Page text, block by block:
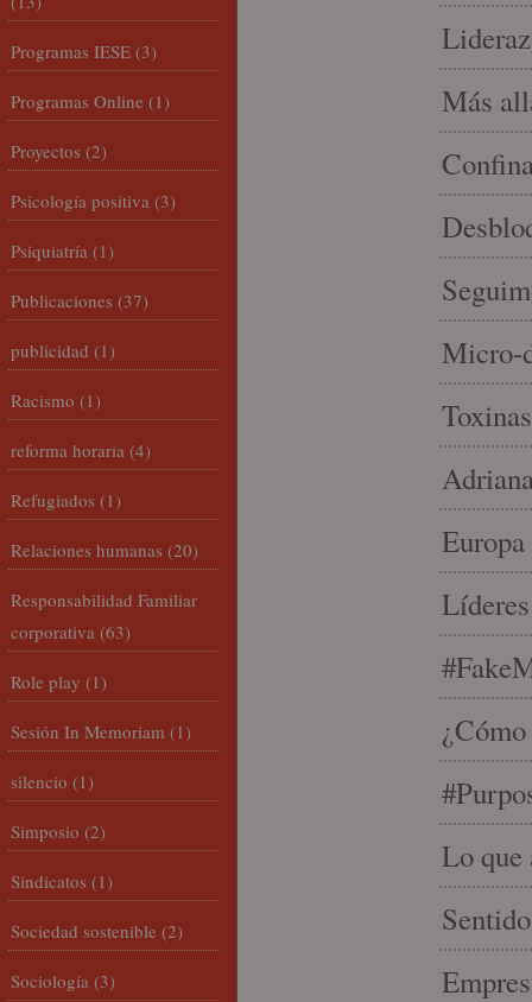
Más
Micro-
Lo que
Programas IESE (3)
Programas Online (1)
Proyectos (2)
Psicología positiva (3)
Psiquiatría (1)
Publicaciones (37)
publicidad (1)
Racismo (1)
reforma horaria (4)
Refugiados (1)
Relaciones humanas (20)
Responsabilidad Familiar
corporativa (63)
Role play (1)
Sesión In Memoriam (1)
silencio (1)
Simposio (2)
Sindicatos (1)
Sociedad sostenible (2)
Sociología (3)